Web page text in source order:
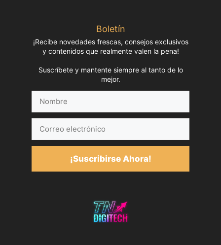
Boletín
¡Recibe novedades frescas, consejos exclusivos
y contenidos que realmente valen la pena!
Suscríbete y mantente siempre al tanto de lo
mejor.
electrónico
¡Suscribirse Ahora!